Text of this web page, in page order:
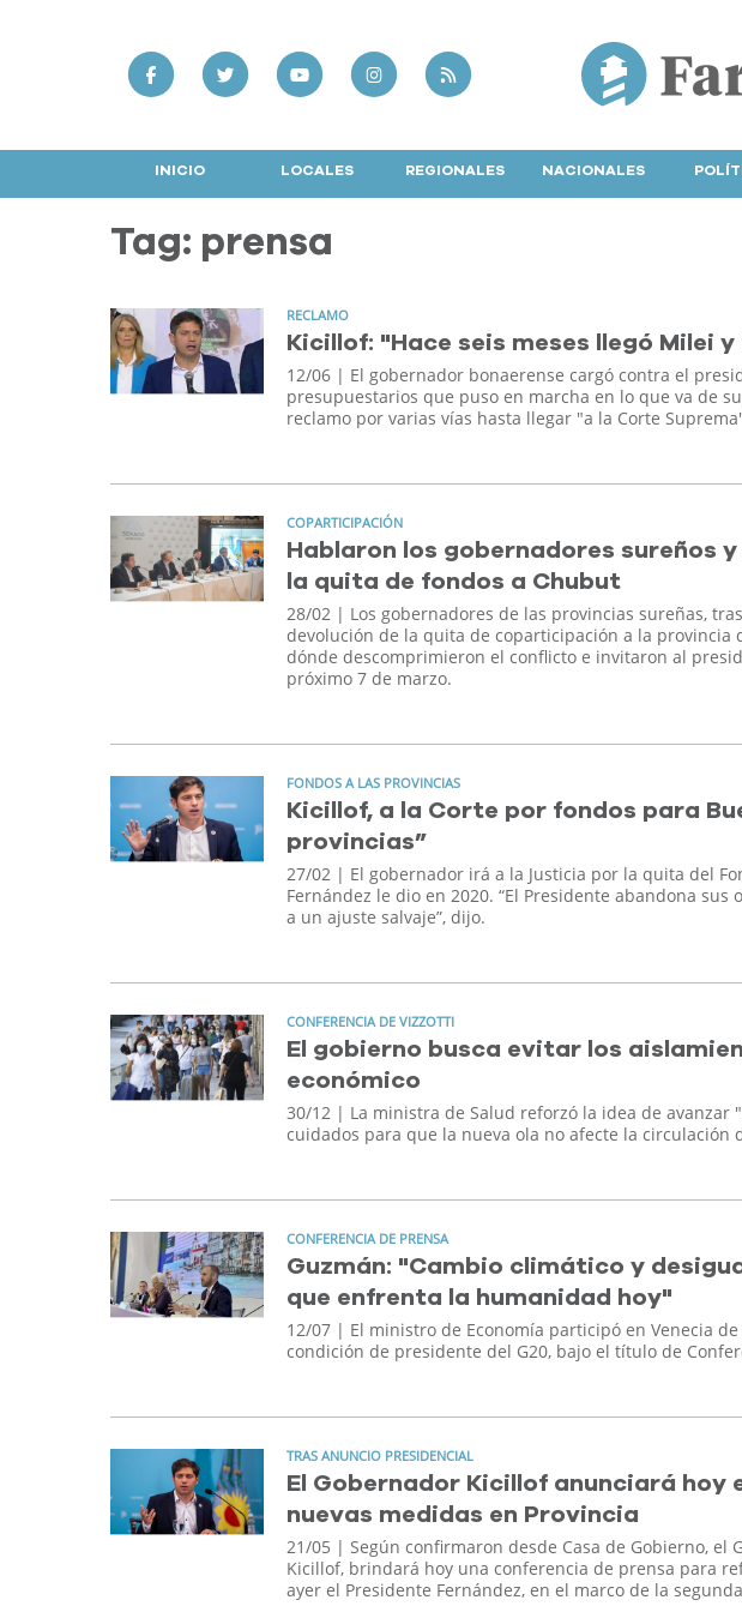
INICIO LOCALES REGIONALES NACIONALES
Tag: prensa
RECLAMO
Kicillof: "Hace seis meses llegó Milei
12/06 | El gobernador bonaerense cargó contra el
presupuestarios que puso en marcha en lo que va de
reclamo por varias vías hasta llegar "a la Corte
COPARTICIPACIÓN
Hablaron los gobernadores sureños
la quita de fondos a Chubut
28/02 | Los gobernadores de las provincias sureñas,
devolución de la quita de coparticipación a la
dónde descomprimieron el conflicto e invitaron al
próximo 7 de marzo.
FONDOS A LAS PROVINCIAS
Kicillof, a la Corte por fondos para
provincias”
27/02 | El gobernador irá a la Justicia por la quita del
Fernández le dio en 2020. “El Presidente abandona
a un ajuste salvaje”, dijo.
CONFERENCIA DE VIZZOTTI
El gobierno busca evitar los
económico
30/12 | La ministra de Salud reforzó la idea de
cuidados para que la nueva ola no afecte la circulación
CONFERENCIA DE PRENSA
Guzmán: "Cambio climático y
que enfrenta la humanidad hoy"
12/07 | El ministro de Economía participó en Venecia
condición de presidente del G20, bajo el título de
TRAS ANUNCIO PRESIDENCIAL
El Gobernador Kicillof anunciará hoy
nuevas medidas en Provincia
21/05 | Según confirmaron desde Casa de Gobierno, el
Kicillof, brindará hoy una conferencia de prensa para
ayer el Presidente Fernández, en el marco de la